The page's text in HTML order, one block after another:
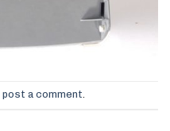
post a comment.